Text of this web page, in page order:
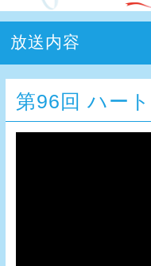
放送内容
第96回 ハー